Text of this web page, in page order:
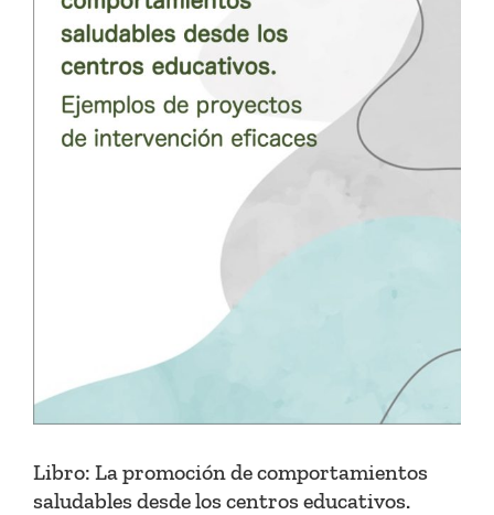
Libro: La promoción de comportamientos
saludables desde los centros educativos.